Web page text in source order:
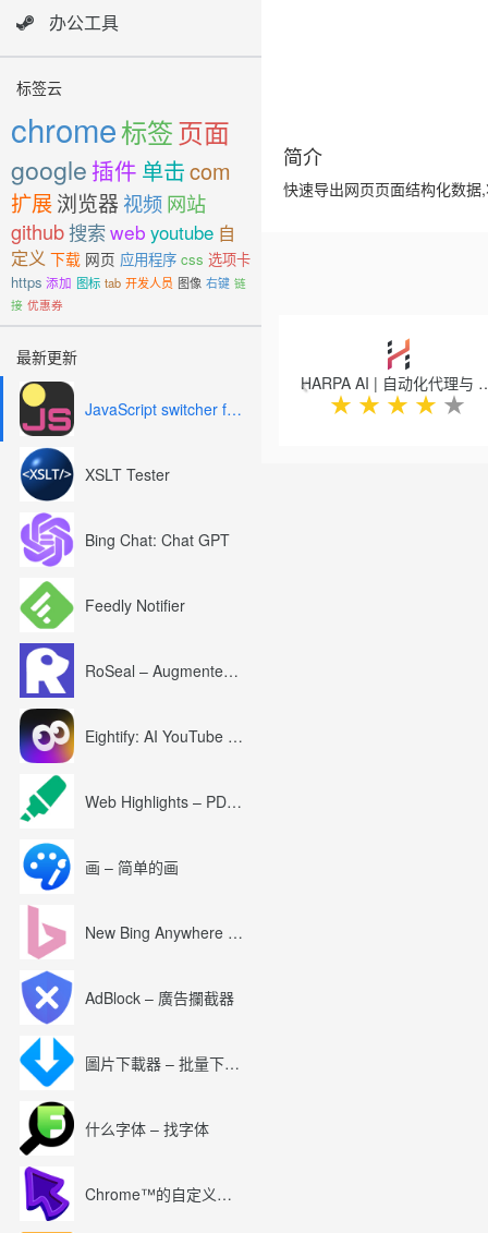
办公工具
标签云
chrome标签页面
google 插件 单击com
扩展浏览器 视频网站
github搜索web youtube 自
定义 下载 网页 应用程序 css 选项卡
https 添加 图标 tab 开发人员 图像 右键 链
接 优惠券
最新更新
JavaScript switcher for SEO and development
XSLT Tester
Bing Chat: Chat GPT
Feedly Notifier
RoSeal – Augmented Roblox Experience
Eightify: AI YouTube Summary with ChatGPT
Web Highlights – PDF & Web Highlighter
画 – 简单的画
New Bing Anywhere (Bing Chat GPT-4)
AdBlock – 廣告攔截器
圖片下載器 – 批量下載圖片
什么字体 – 找字体
Chrome™的自定义光标
简介
快速导出网页页面结构化数
HARPA AI | 自
★ ★ ★ ★ ★